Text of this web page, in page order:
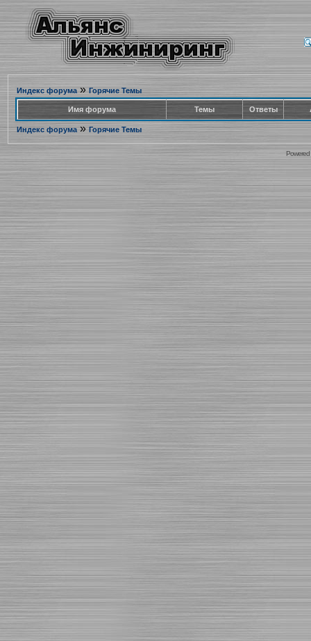
Индекс форума» Горячие Темы
Имя форума Темы Ответы
Индекс форума» Горячие Темы